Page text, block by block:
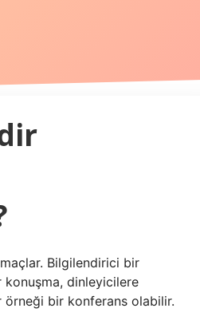
Bilgilendirici bir
dinleyicilere
örneği bir konferans olabilir.